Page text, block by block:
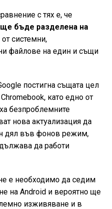
с тях е, че
бъде разделена на
системни,
файлове на един и същи
постигна същата цел
като едно от
безпроблемните
нова актуализация да
дял във фонов режим,
да работи
е необходимо да седим
на Android и вероятно ще
изживяване и в